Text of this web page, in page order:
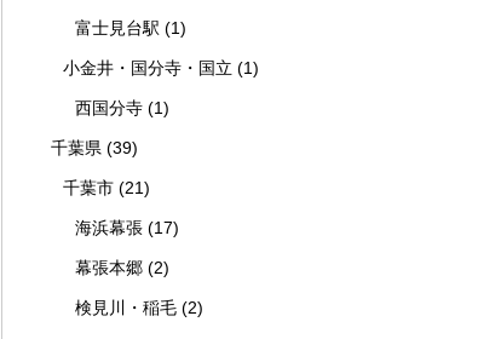
富士見台駅 (1)
小金井・国分寺・国立 (1)
西国分寺 (1)
千葉県 (39)
千葉市 (21)
海浜幕張 (17)
幕張本郷 (2)
検見川・稲毛 (2)